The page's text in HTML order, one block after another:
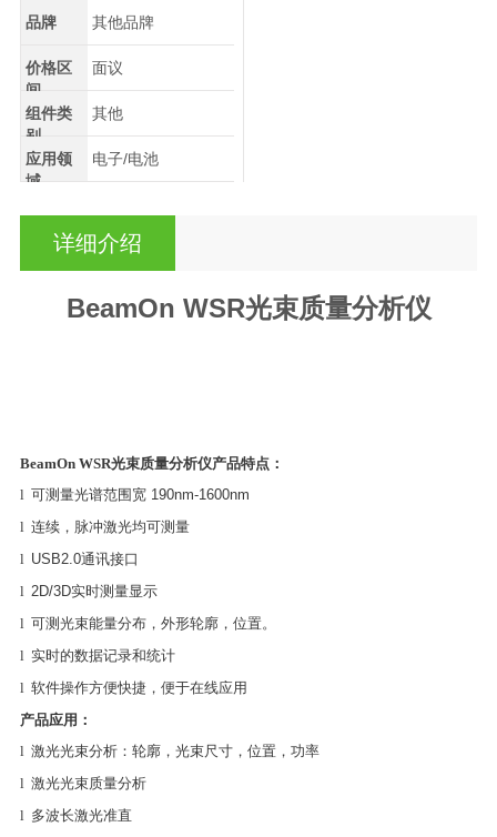
品牌 其他品牌
价格区
间
面议
组件类
别
其他
应用领
域
电子/电池
详细介绍
BeamOn WSR光束质量分析仪
BeamOn WSR光束质量分析仪产品特点：
l 可测量光谱范围宽190nm-1600nm
l 连续，脉冲激光均可测量
l USB2.0通讯接口
l 2D/3D实时测量显示
l 可测光束能量分布，外形轮廓，位置。
l 实时的数据记录和统计
l 软件操作方便快捷，便于在线应用
产品应用：
l 激光光束分析：轮廓，光束尺寸，位置，功率
l 激光光束质量分析
l 多波长激光准直